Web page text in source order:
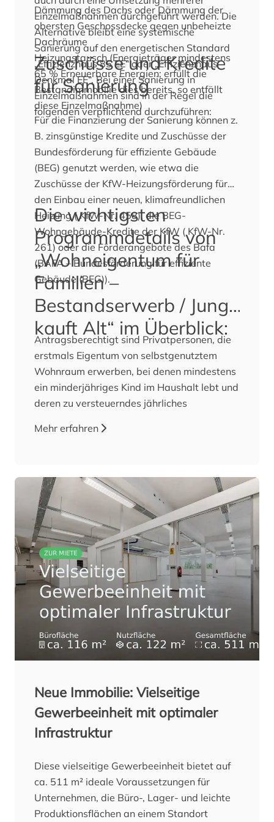
Einzelmaßnahmen durchgeführt werden. Die
Alternative bleibt eine systemische
Sanierung auf den energetischen Standard
„Effizienzhaus 85 EE“ oder „Effizienzhaus
Denkmal EE“. Bei einer Sanierung in
Einzelmaßnahmen sind in der Regel die
folgenden verpflichtend durchzuführen:
Dämmung des Dachs oder Dämmung der
obersten Geschossdecke gegen unbeheizte
Dachräume
Heizungstausch (Energieträger mindestens
65 % Erneuerbare Energien; erfüllt die
Bestandimmobilie dies bereits, so entfällt
diese Einzelmaßnahme)
Zuschüsse und Kredite
für Sanierung
Für die Finanzierung der Sanierung können z.
B. zinsgünstige Kredite und Zuschüsse der
Bundesförderung für effiziente Gebäude
(BEG) genutzt werden, wie etwa die
Zuschüsse der KfW-Heizungsförderung für
den Einbau einer neuen, klimafreundlichen
Heizung ( KfW-Nr. 458), die BEG-
Wohngebäude-Kredite der KfW ( KfW-Nr.
261) oder die Förderangebote des Bafa
(BAFA – Bundesförderung für effiziente
Gebäude (BEG)).
Die wichtigsten
Programmdetails von
„Wohneigentum für
Familien –
Bestandserwerb / Jung
kauft Alt“ im Überblick:
Antragsberechtigt sind Privatpersonen, die
erstmals Eigentum von selbstgenutztem
Wohnraum erwerben, bei denen mindestens
ein minderjähriges Kind im Haushalt lebt und
deren zu versteuerndes jährliches
einem Kind beträgt, zuzüglich 10.000 EUR je
zum Zeitpunkt der Antragstellung gemäß
eines Energiebedarfs- oder
verbrauchsausweises in die
Energieeffizienzklasse F, G oder H eingestuft
sein.
Die Kredite im Produkt „Jung kauft Alt“
können Kunden, wie bei KfW-Förderkrediten
üblich, bei ihren Hausbanken beantragen.
Antragstellende verpflichten sich, die
erworbene Bestandsimmobilie binnen 54
Monaten ab KfW-Förderzusage energetisch
unter www.kfw.de/308
Mehr erfahren
Neue Immobilie: Vielseitige
Gewerbeeinheit mit optimaler
Infrastruktur
Diese vielseitige Gewerbeeinheit bietet auf
ca. 511 m² ideale Voraussetzungen für
Unternehmen, die Büro-, Lager- und leichte
Produktionsflächen an einem Standort